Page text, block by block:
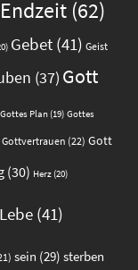
Endzeit (62)
Gebet (41) Geist
(37) Gott
Gottes Plan (19) Gottes
Gottvertrauen (22) Gott
(30) Herz (20)
Lebe (41)
sein (29) sterben